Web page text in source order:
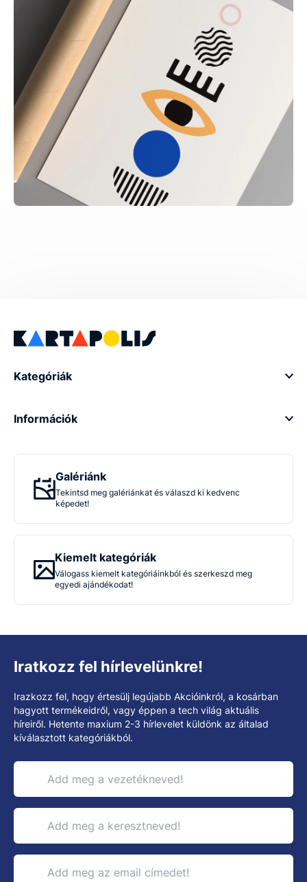
Kategóriák
Információk
Galériánk
Tekintsd meg galériánkat és válaszd ki kedvenc
képedet!
Kiemelt kategóriák
Válogass kiemelt kategóriáinkból és szerkeszd meg
egyedi ajándékodat!
Iratkozz fel hírlevelünkre!
Irazkozz fel, hogy értesülj legújabb Akcióinkról, a kosárban
hagyott termékeidről, vagy éppen a tech világ aktuális
híreiről. Hetente maxium 2-3 hírlevelet küldönk az általad
kíválasztott kategóriákból.